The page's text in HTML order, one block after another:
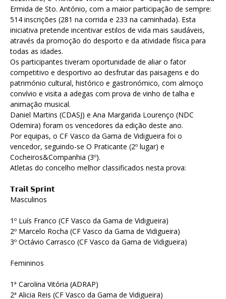
Ermida de Sto. António, com a maior participação de sempre:
514 inscrições (281 na corrida e 233 na caminhada). Esta
iniciativa pretende incentivar estilos de vida mais saudáveis,
através da promoção do desporto e da atividade física para
todas as idades.
Os participantes tiveram oportunidade de aliar o fator
competitivo e desportivo ao desfrutar das paisagens e do
património cultural, histórico e gastronómico, com almoço
convívio e visita a adegas com prova de vinho de talha e
animação musical.
Daniel Martins (CDASJ) e Ana Margarida Lourenço (NDC
Odemira) foram os vencedores da edição deste ano.
Por equipas, o CF Vasco da Gama de Vidigueira foi o
vencedor, seguindo-se O Praticante (2º lugar) e
Cocheiros&Companhia (3º).
Atletas do concelho melhor classificados nesta prova:
𝗧𝗿𝗮𝗶𝗹 𝗦𝗽𝗿𝗶𝗻𝘁
Masculinos
1º Luís Franco (CF Vasco da Gama de Vidigueira)
2º Marcelo Rocha (CF Vasco da Gama de Vidigueira)
3º Octávio Carrasco (CF Vasco da Gama de Vidigueira)
Femininos
1ª Carolina Vitória (ADRAP)
2ª Alicia Reis (CF Vasco da Gama de Vidigueira)